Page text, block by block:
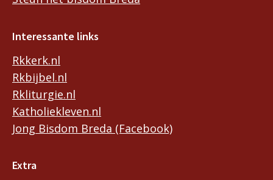
Interessante links
Rkkerk.nl
Rkbijbel.nl
Rkliturgie.nl
Katholiekleven.nl
Jong Bisdom Breda (Facebook)
Extra